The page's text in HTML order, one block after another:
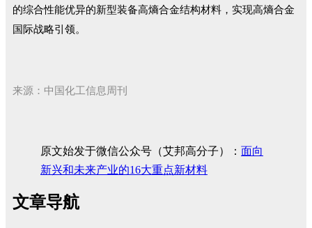
的综合性能优异的新型装备高熵合金结构材料，实现高熵合金
国际战略引领。
来源：中国化工信息周刊
原文始发于微信公众号（艾邦高分子）： 面向
新兴和未来产业的16大重点新材料
文章导航